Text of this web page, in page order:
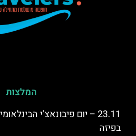
המלצות
בפיזה